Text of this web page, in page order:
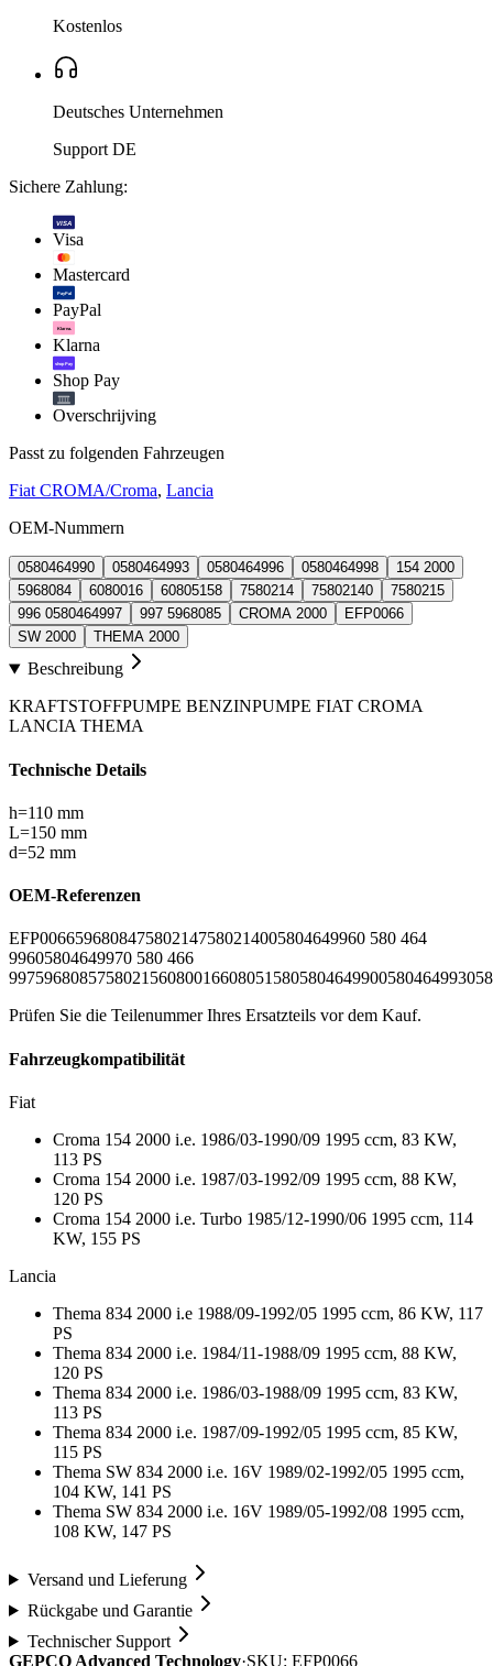
Kostenlos
Deutsches Unternehmen
Support DE
Sichere Zahlung:
VISA
Visa
Mastercard
PayPal
PayPal
Klarna.
Klarna
shop Pay
Shop Pay
Overschrijving
Passt zu folgenden Fahrzeugen
Fiat CROMA/Croma, Lancia
OEM-Nummern
0580464990 0580464993 0580464996 0580464998
154 2000
5968084
6080016 60805158 7580214 75802140
7580215
996 0580464997
997 5968085 CROMA 2000
EFP0066
SW 2000
THEMA 2000
Beschreibung
KRAFTSTOFFPUMPE BENZINPUMPE FIAT CROMA
LANCIA THEMA
Technische Details
h=110 mm
L=150 mm
d=52 mm
OEM-Referenzen
EFP0066596808475802147580214005804649960 580 464
99605804649970 580 466
9975968085758021560800166080515805804649900580464993
Prüfen Sie die Teilenummer Ihres Ersatzteils vor dem Kauf.
Fahrzeugkompatibilität
Fiat
Croma 154 2000 i.e. 1986/03-1990/09 1995 ccm, 83 KW,
113 PS
Croma 154 2000 i.e. 1987/03-1992/09 1995 ccm, 88 KW,
120 PS
Croma 154 2000 i.e. Turbo 1985/12-1990/06 1995 ccm, 114
KW, 155 PS
Lancia
Thema 834 2000 i.e 1988/09-1992/05 1995 ccm, 86 KW, 117
PS
Thema 834 2000 i.e. 1984/11-1988/09 1995 ccm, 88 KW,
120 PS
Thema 834 2000 i.e. 1986/03-1988/09 1995 ccm, 83 KW,
113 PS
Thema 834 2000 i.e. 1987/09-1992/05 1995 ccm, 85 KW,
115 PS
Thema SW 834 2000 i.e. 16V 1989/02-1992/05 1995 ccm,
104 KW, 141 PS
Thema SW 834 2000 i.e. 16V 1989/05-1992/08 1995 ccm,
108 KW, 147 PS
Versand und Lieferung
Rückgabe und Garantie
Technischer Support
GEPCO Advanced Technology·SKU: EFP0066